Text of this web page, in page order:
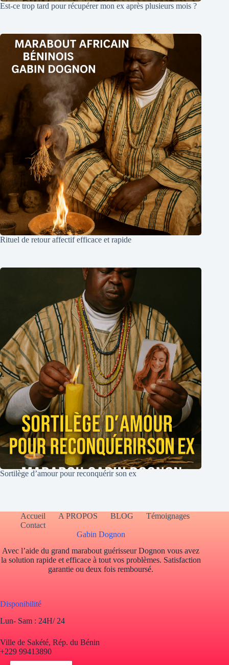
Est-ce trop tard pour récupérer mon ex après plusieurs mois ?
Rituel de retour affectif efficace et rapide
Sortilège d’amour pour reconquérir son ex
Accueil A PROPOS BLOG
Témoignages
Contact
Gabin Dognon
Avec l’aide du grand marabout guérisseur Dognon vous avez
la solution rapide et efficace à tout vos problèmes. Satisfaction
garantie ou deux fois remboursé.
Disponibilité
Lun- Sam : 24H/ 24
Ville de Sakété, Rép. du Bénin
+229 99413890